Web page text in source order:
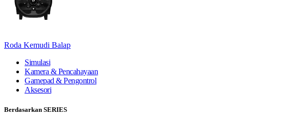
Roda Kemudi Balap
Simulasi
Kamera & Pencahayaan
Gamepad & Pengontrol
Aksesori
Berdasarkan SERIES